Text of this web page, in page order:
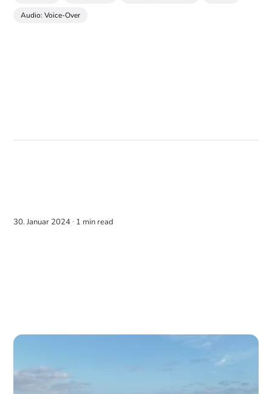
Audio: Voice-Over
30. Januar 2024 ∙ 1 min read